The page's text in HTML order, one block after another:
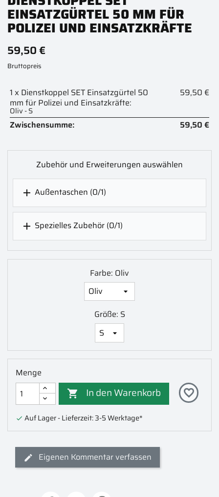
EINSATZGÜRTEL 50 MM FÜR
POLIZEI UND EINSATZKRÄFTE
59,50 €
Bruttopreis
1 x Dienstkoppel SET Einsatzgürtel 50
mm für Polizei und Einsatzkräfte:
Oliv - S
59,50 €
Zwischensumme: 59,50 €
Zubehör und Erweiterungen auswählen
 Außentaschen (0/1)
 Spezielles Zubehör (0/1)
Farbe: Oliv
Größe: S
Menge
 In den Warenkorb favorite_border
 Auf Lager - Lieferzeit: 3-5 Werktage*
Eigenen Kommentar verfassen